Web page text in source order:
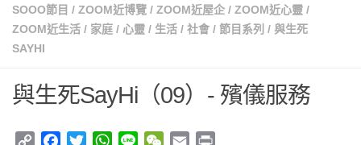
SOOO節目 / ZOOM近博覽 / ZOOM近屋企 / ZOOM近心靈 /
ZOOM近生活 / 家庭 / 心靈 / 生活 / 社會 / 節目系列 / 與生死
SAYHI
與生死SayHi（09）- 殯儀服務
Copy
Facebook
TwitterWhatsApp
Line WeChat
Email